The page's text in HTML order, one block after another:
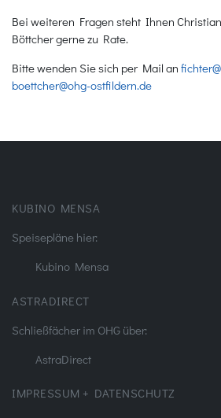
Bei weiteren Fragen steht Ihnen
Böttcher gerne zu Rate.
Bitte wenden Sie sich per Mail an
boettcher@ohg-ostfildern.de
KUBINO MENSA
Speisepläne hier:
Kubino Mensa
ASTRADIRECT
Schließfächer im OHG über:
AstraDirect
IMPRESSUM + DATENSCHUTZ